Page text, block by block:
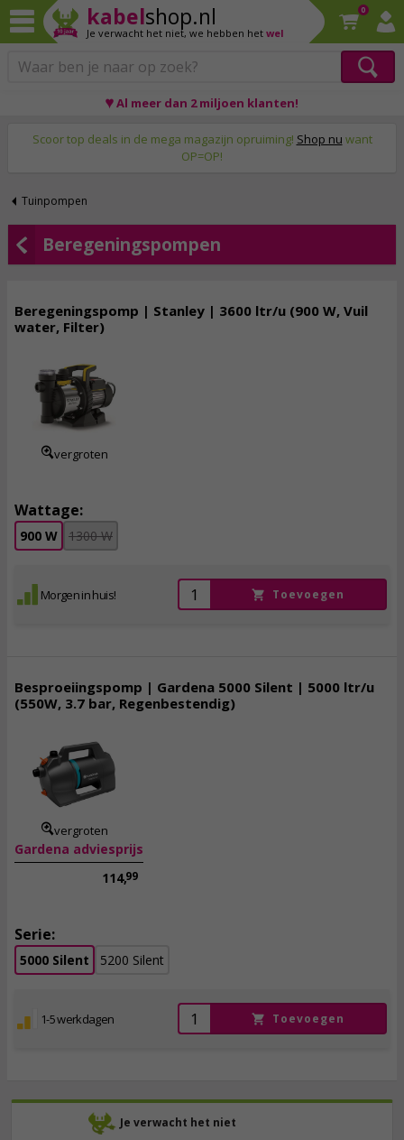
kabelshop.nl
Je verwacht het niet, we hebben het wel
0
♥ Al meer dan 2 miljoen klanten!
Scoor top deals in de mega magazijn opruiming! Shop nu want
OP=OP!
Tuinpompen
Je verwacht het niet
Beregeningspompen
Beregeningspomp | Stanley | 3600 ltr/u (900 W, Vuil
water, Filter)
vergroten
Wattage:
900 W 1300 W
Morgen in huis! Toevoegen
Besproeiingspomp | Gardena 5000 Silent | 5000 ltr/u
(550W, 3.7 bar, Regenbestendig)
vergroten
Gardena adviesprijs
114,99
Serie:
5000 Silent 5200 Silent
1-5 werkdagen Toevoegen